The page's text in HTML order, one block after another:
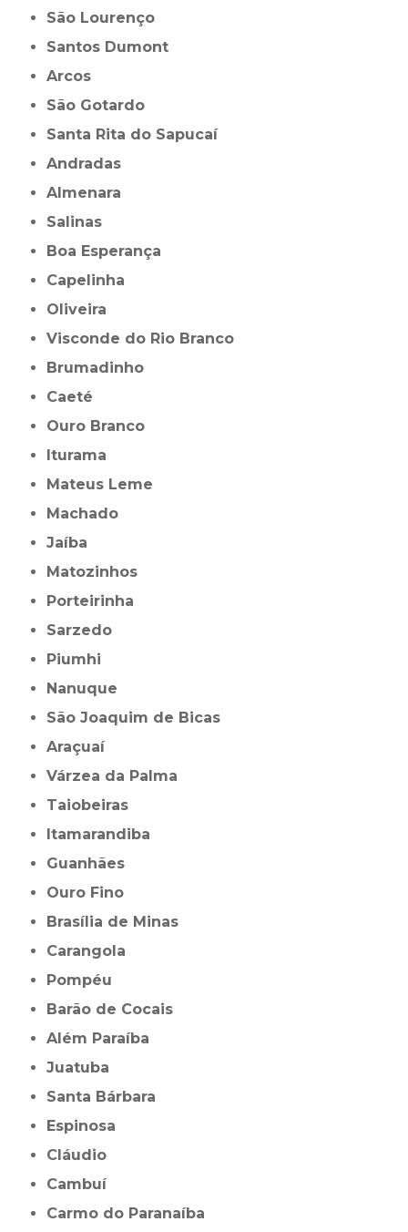
São Lourenço
Santos Dumont
Arcos
São Gotardo
Santa Rita do Sapucaí
Andradas
Almenara
Salinas
Boa Esperança
Capelinha
Oliveira
Visconde do Rio Branco
Brumadinho
Caeté
Ouro Branco
Iturama
Mateus Leme
Machado
Jaíba
Matozinhos
Porteirinha
Sarzedo
Piumhi
Nanuque
São Joaquim de Bicas
Araçuaí
Várzea da Palma
Taiobeiras
Itamarandiba
Guanhães
Ouro Fino
Brasília de Minas
Carangola
Pompéu
Barão de Cocais
Além Paraíba
Juatuba
Santa Bárbara
Espinosa
Cláudio
Cambuí
Carmo do Paranaíba